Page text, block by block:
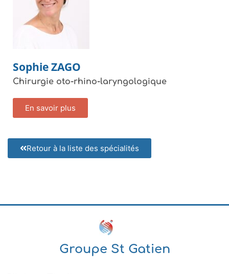
SophieZAGO
Chirurgie oto-rhino-laryngologique
En savoir plus
Retour à la liste des spécialités
Groupe St Gatien